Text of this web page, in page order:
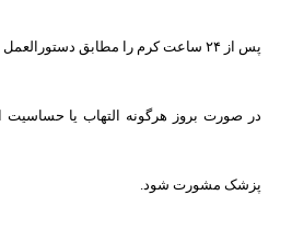
پس از ۲۴ ساعت کرم را مطابق دستورالعمل مصرف کنید.
در صورت بروز هرگونه التهاب یا
پزشک مشورت شود.